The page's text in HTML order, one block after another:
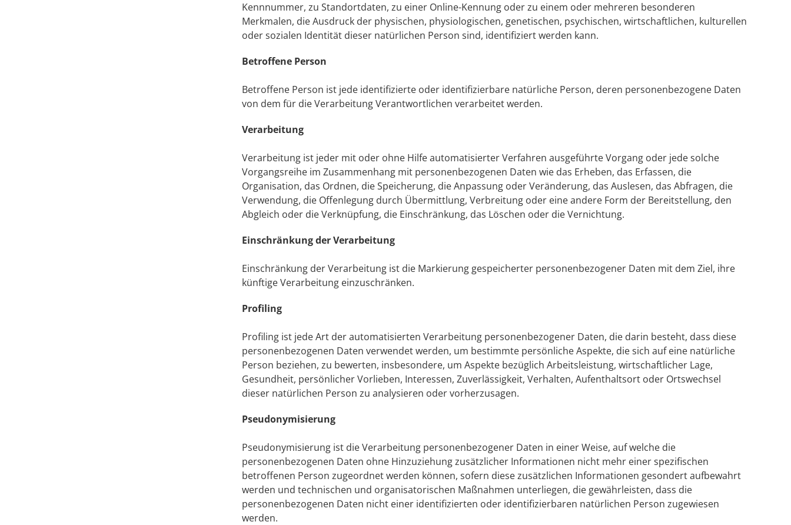
Kennnummer, zu Standortdaten, zu einer Online-Kennung oder zu einem oder mehreren besonderen
Merkmalen, die Ausdruck der physischen, physiologischen, genetischen, psychischen, wirtschaftlichen, kulturellen
oder sozialen Identität dieser natürlichen Person sind, identifiziert werden kann.
Betroffene Person
Betroffene Person ist jede identifizierte oder identifizierbare natürliche Person, deren personenbezogene Daten
von dem für die Verarbeitung Verantwortlichen verarbeitet werden.
Verarbeitung
Verarbeitung ist jeder mit oder ohne Hilfe automatisierter Verfahren ausgeführte Vorgang oder jede solche
Vorgangsreihe im Zusammenhang mit personenbezogenen Daten wie das Erheben, das Erfassen, die
Organisation, das Ordnen, die Speicherung, die Anpassung oder Veränderung, das Auslesen, das Abfragen, die
Verwendung, die Offenlegung durch Übermittlung, Verbreitung oder eine andere Form der Bereitstellung, den
Abgleich oder die Verknüpfung, die Einschränkung, das Löschen oder die Vernichtung.
Einschränkung der Verarbeitung
Einschränkung der Verarbeitung ist die Markierung gespeicherter personenbezogener Daten mit dem Ziel, ihre
künftige Verarbeitung einzuschränken.
Profiling
Profiling ist jede Art der automatisierten Verarbeitung personenbezogener Daten, die darin besteht, dass diese
personenbezogenen Daten verwendet werden, um bestimmte persönliche Aspekte, die sich auf eine natürliche
Person beziehen, zu bewerten, insbesondere, um Aspekte bezüglich Arbeitsleistung, wirtschaftlicher Lage,
Gesundheit, persönlicher Vorlieben, Interessen, Zuverlässigkeit, Verhalten, Aufenthaltsort oder Ortswechsel
dieser natürlichen Person zu analysieren oder vorherzusagen.
Pseudonymisierung
Pseudonymisierung ist die Verarbeitung personenbezogener Daten in einer Weise, auf welche die
personenbezogenen Daten ohne Hinzuziehung zusätzlicher Informationen nicht mehr einer spezifischen
betroffenen Person zugeordnet werden können, sofern diese zusätzlichen Informationen gesondert aufbewahrt
werden und technischen und organisatorischen Maßnahmen unterliegen, die gewährleisten, dass die
personenbezogenen Daten nicht einer identifizierten oder identifizierbaren natürlichen Person zugewiesen
werden.